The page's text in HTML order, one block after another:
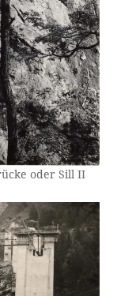
oder Sill II